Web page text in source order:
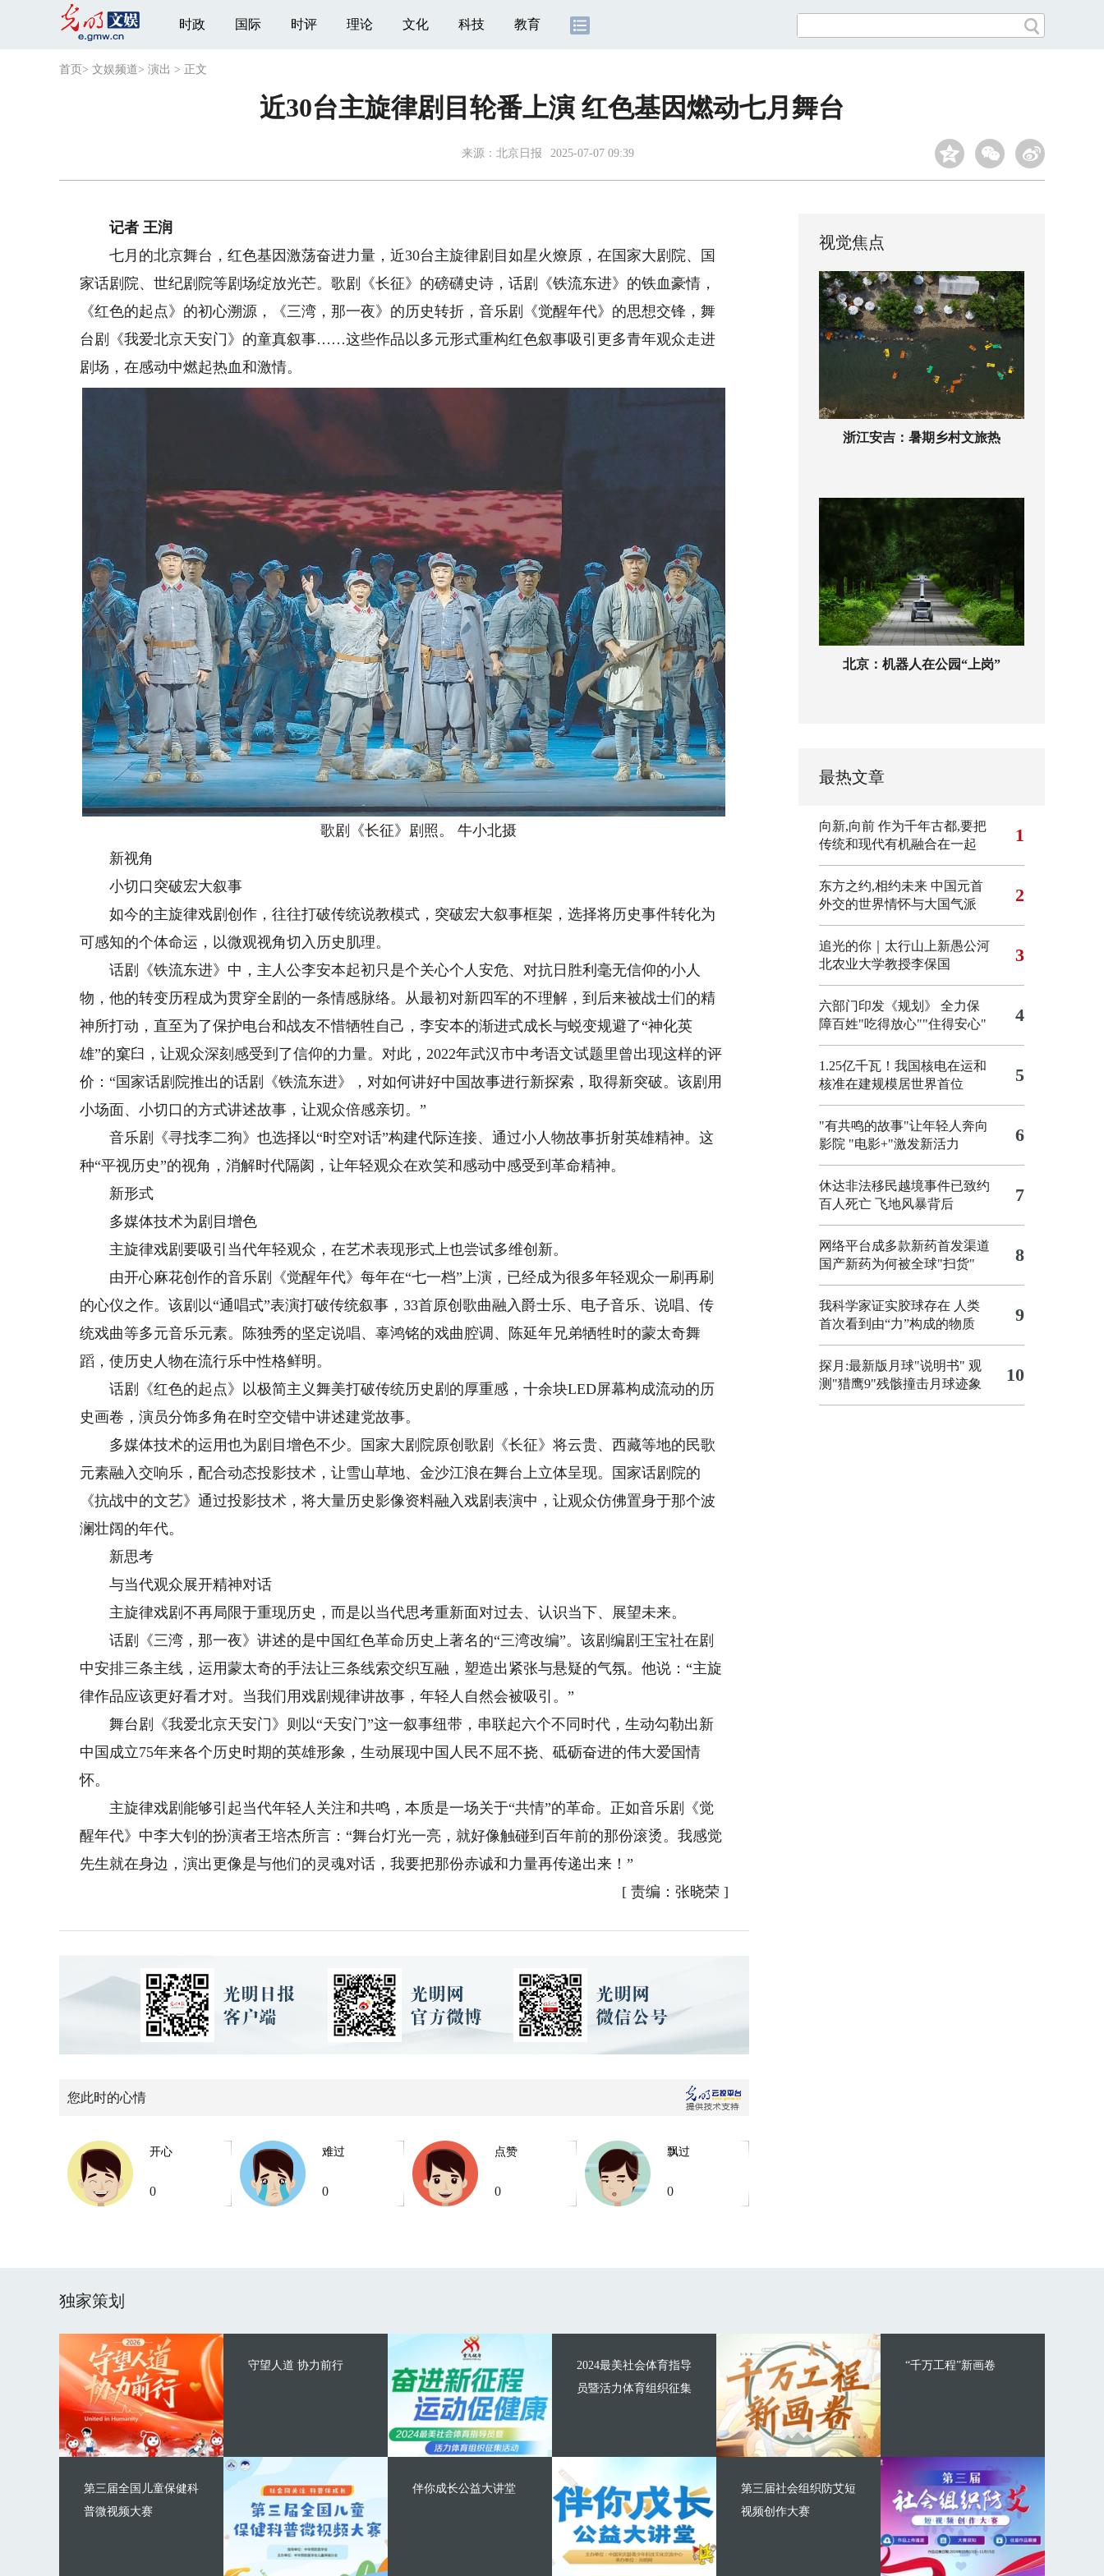
时政 国际 时评 理论 文化 科技 教育
首页 > 文娱频道> 演出 > 正文
近30台主旋律剧目轮番上演 红色基因燃动七月舞台
来源： 北京日报 2025-07-07 09:39
记者 王润
七月的北京舞台，红色基因激荡奋进力量，近30台主旋律剧目如星火燎原，在国家大剧院、国
家话剧院、世纪剧院等剧场绽放光芒。歌剧《长征》的磅礴史诗，话剧《铁流东进》的铁血豪情，
《红色的起点》的初心溯源，《三湾，那一夜》的历史转折，音乐剧《觉醒年代》的思想交锋，舞
台剧《我爱北京天安门》的童真叙事……这些作品以多元形式重构红色叙事吸引更多青年观众走进
剧场，在感动中燃起热血和激情。
歌剧《长征》剧照。 牛小北摄
新视角
小切口突破宏大叙事
如今的主旋律戏剧创作，往往打破传统说教模式，突破宏大叙事框架，选择将历史事件转化为
可感知的个体命运，以微观视角切入历史肌理。
话剧《铁流东进》中，主人公李安本起初只是个关心个人安危、对抗日胜利毫无信仰的小人
物，他的转变历程成为贯穿全剧的一条情感脉络。从最初对新四军的不理解，到后来被战士们的精
神所打动，直至为了保护电台和战友不惜牺牲自己，李安本的渐进式成长与蜕变规避了“神化英
雄”的窠臼，让观众深刻感受到了信仰的力量。对此，2022年武汉市中考语文试题里曾出现这样的评
价：“国家话剧院推出的话剧《铁流东进》，对如何讲好中国故事进行新探索，取得新突破。该剧用
小场面、小切口的方式讲述故事，让观众倍感亲切。”
音乐剧《寻找李二狗》也选择以“时空对话”构建代际连接、通过小人物故事折射英雄精神。这
种“平视历史”的视角，消解时代隔阂，让年轻观众在欢笑和感动中感受到革命精神。
新形式
多媒体技术为剧目增色
主旋律戏剧要吸引当代年轻观众，在艺术表现形式上也尝试多维创新。
由开心麻花创作的音乐剧《觉醒年代》每年在“七一档”上演，已经成为很多年轻观众一刷再刷
的心仪之作。该剧以“通唱式”表演打破传统叙事，33首原创歌曲融入爵士乐、电子音乐、说唱、传
统戏曲等多元音乐元素。陈独秀的坚定说唱、辜鸿铭的戏曲腔调、陈延年兄弟牺牲时的蒙太奇舞
蹈，使历史人物在流行乐中性格鲜明。
话剧《红色的起点》以极简主义舞美打破传统历史剧的厚重感，十余块LED屏幕构成流动的历
史画卷，演员分饰多角在时空交错中讲述建党故事。
多媒体技术的运用也为剧目增色不少。国家大剧院原创歌剧《长征》将云贵、西藏等地的民歌
元素融入交响乐，配合动态投影技术，让雪山草地、金沙江浪在舞台上立体呈现。国家话剧院的
《抗战中的文艺》通过投影技术，将大量历史影像资料融入戏剧表演中，让观众仿佛置身于那个波
澜壮阔的年代。
新思考
与当代观众展开精神对话
主旋律戏剧不再局限于重现历史，而是以当代思考重新面对过去、认识当下、展望未来。
话剧《三湾，那一夜》讲述的是中国红色革命历史上著名的“三湾改编”。该剧编剧王宝社在剧
中安排三条主线，运用蒙太奇的手法让三条线索交织互融，塑造出紧张与悬疑的气氛。他说：“主旋
律作品应该更好看才对。当我们用戏剧规律讲故事，年轻人自然会被吸引。”
舞台剧《我爱北京天安门》则以“天安门”这一叙事纽带，串联起六个不同时代，生动勾勒出新
中国成立75年来各个历史时期的英雄形象，生动展现中国人民不屈不挠、砥砺奋进的伟大爱国情
怀。
主旋律戏剧能够引起当代年轻人关注和共鸣，本质是一场关于“共情”的革命。正如音乐剧《觉
醒年代》中李大钊的扮演者王培杰所言：“舞台灯光一亮，就好像触碰到百年前的那份滚烫。我感觉
先生就在身边，演出更像是与他们的灵魂对话，我要把那份赤诚和力量再传递出来！”
[ 责编：张晓荣]
您此时的心情
开心
0
难过
0
点赞
0
飘过
0
视觉焦点
浙江安吉：暑期乡村文旅热
北京：机器人在公园“上岗”
最热文章
向新,向前 作为千年古都,要把
传统和现代有机融合在一起
1
东方之约,相约未来 中国元首
外交的世界情怀与大国气派
2
追光的你｜太行山上新愚公河
北农业大学教授李保国
3
六部门印发《规划》 全力保
障百姓"吃得放心""住得安心"
4
1.25亿千瓦！我国核电在运和
核准在建规模居世界首位
5
"有共鸣的故事"让年轻人奔向
影院 "电影+"激发新活力 6
休达非法移民越境事件已致约
百人死亡 飞地风暴背后 7
网络平台成多款新药首发渠道
国产新药为何被全球"扫货"
8
我科学家证实胶球存在 人类
首次看到由“力”构成的物质
9
探月:最新版月球"说明书" 观
测"猎鹰9"残骸撞击月球迹象
10
独家策划
守望人道 协力前行
第三届全国儿童保健科
普微视频大赛
2024最美社会体育指导
员暨活力体育组织征集
伴你成长公益大讲堂
“千万工程”新画卷
第三届社会组织防艾短
视频创作大赛